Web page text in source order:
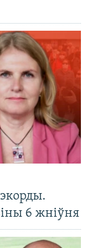
6 жніўня